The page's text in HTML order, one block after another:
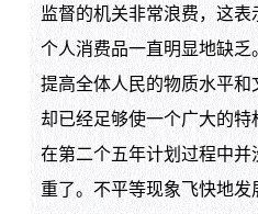
监督的机关非常浪费，这
个人消费品一直明显地缺乏
提高全体人民的物质水平和
却已经足够使一个广大的
在第二个五年计划过程中并
重了。不平等现象飞快地发